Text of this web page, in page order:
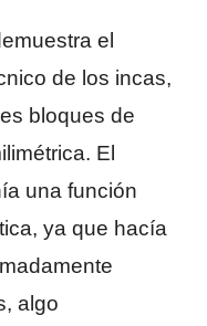
el
de los incas,
bloques de
El
una función
ya que hacía
algo